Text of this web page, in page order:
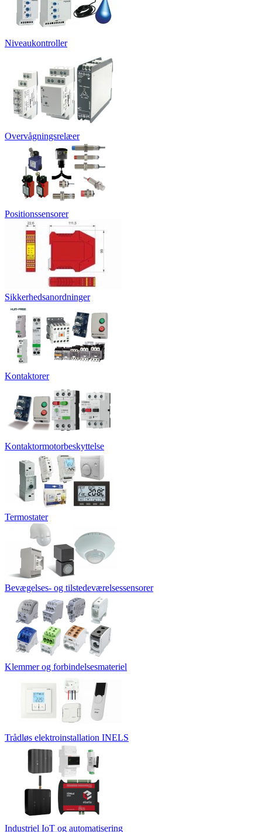
Niveaukontroller
Overvågningsrelæer
Positionssensorer
Sikkerhedsanordninger
Kontaktorer
Kontaktormotorbeskyttelse
Termostater
Bevægelses- og tilstedeværelsessensorer
Klemmer og forbindelsesmateriel
Trådløs elektroinstallation INELS
Industriel IoT og automatisering